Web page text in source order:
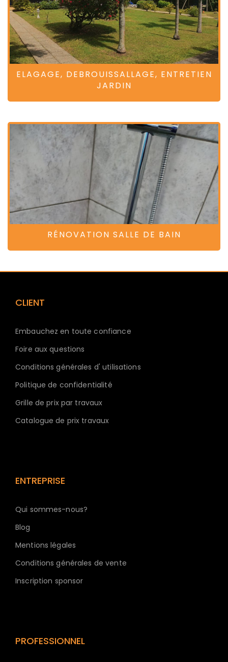
ELAGAGE, DEBROUISSALLAGE, ENTRETIEN
JARDIN
RÉNOVATION SALLE DE BAIN
CLIENT
Embauchez en toute confiance
Foire aux questions
Conditions générales d' utilisations
Politique de confidentialité
Grille de prix par travaux
Catalogue de prix travaux
ENTREPRISE
Qui sommes-nous?
Blog
Mentions légales
Conditions générales de vente
Inscription sponsor
PROFESSIONNEL